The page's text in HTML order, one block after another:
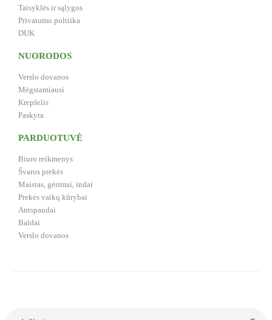
Taisyklės ir sąlygos
Privatumo poltiika
DUK
NUORODOS
Verslo dovanos
Mėgstamiausi
Krepšelis
Paskyra
PARDUOTUVĖ
Biuro reikmenys
Švaros prekės
Maistas, gėrimai, indai
Prekės vaikų kūrybai
Antspaudai
Baldai
Verslo dovanos